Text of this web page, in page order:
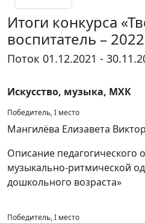
Итоги конкурса
воспитатель –
Поток 01.12.2021 -
Искусство, музыка, МХК
Победитель, I место
Мангилёва Елизавета
Описание педагогического
музыкально-ритмической
дошкольного возраста»
Победитель, I место